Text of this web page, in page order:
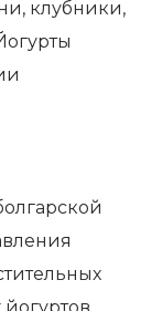
клубники,